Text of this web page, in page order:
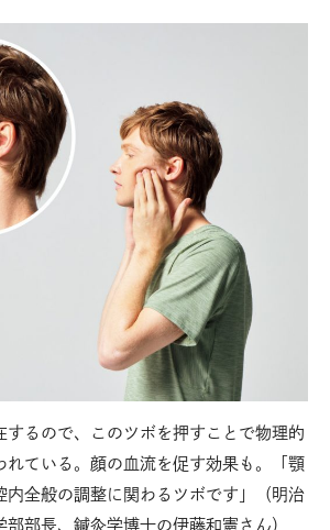
するので、このツボを押すことで物理的
れている。顔の血流を促す効果も。「顎
内全般の調整に関わるツボです」（明治
部長、鍼灸学博士の伊藤和憲さん）